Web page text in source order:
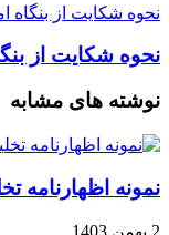
نحوه شکایت از بنگاه
نحوه شکایت از
نوشته های مشابه
نمونه اظهارنامه